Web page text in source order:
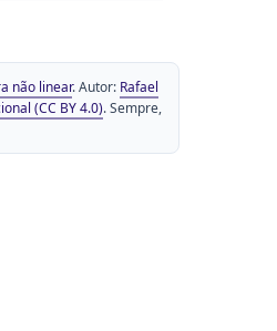
não linear. Autor: Rafael
(CC BY 4.0). Sempre,